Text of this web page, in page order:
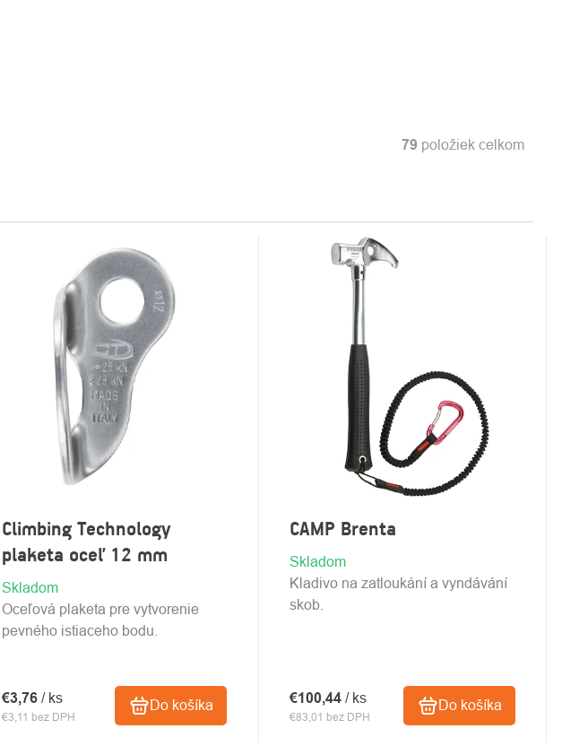
79 položiek celkom
Climbing Technology
plaketa oceľ 12 mm
Skladom
€3,11 bez DPH
€3,76 / ks Do košíka
Oceľová plaketa pre vytvorenie
pevného istiaceho bodu.
CAMP Brenta
Skladom
€83,01 bez DPH
€100,44/ ks Do košíka
Kladivo na zatloukání a vyndávání
skob.